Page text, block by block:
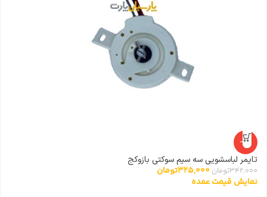
-5%
تایمر لباسشویی سه سیم سوکتی بازوکج
342,000تومان 325,000تومان
نمایش قیمت عمده